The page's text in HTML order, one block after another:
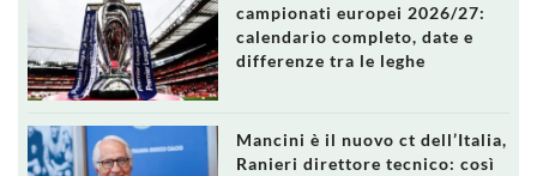
campionati europei 2026/27:
calendario completo, date e
differenze tra le leghe
Mancini è il nuovo ct dell’Italia,
Ranieri direttore tecnico: così